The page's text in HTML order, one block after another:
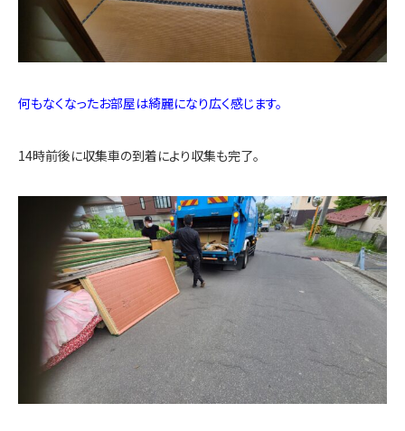
何もなくなったお部屋は綺麗になり広く感じます。
14時前後に収集車の到着により収集も完了。